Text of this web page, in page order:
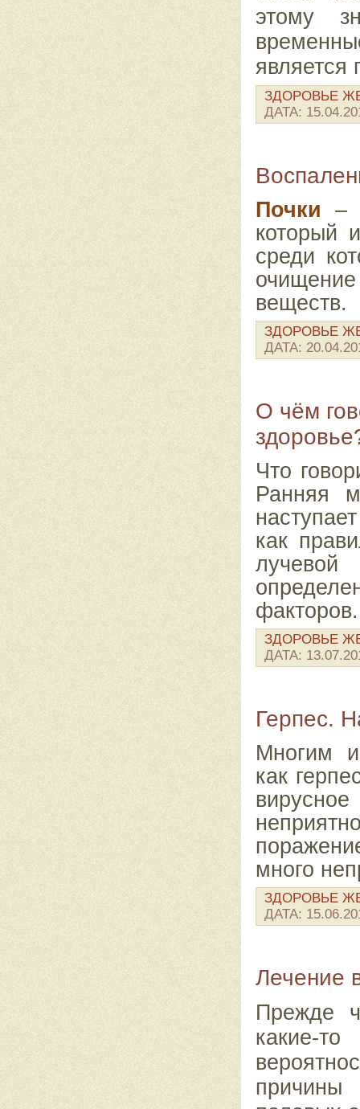
этому
является
ЗДОРОВЬЕ
ДАТА:
Почки –
который
среди
веществ.
ЗДОРОВЬЕ
ДАТА:
О чём
Что
Ранняя
как
ЗДОРОВЬЕ
ДАТА:
Герпес.
Многим
как
много
ЗДОРОВЬЕ
ДАТА:
Лечение
Прежде
какие-
причины